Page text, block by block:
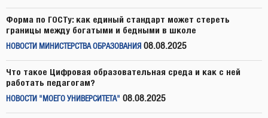
Форма по ГОСТу: как единый стандарт может стереть
границы между богатыми и бедными в школе
НОВОСТИ МИНИСТЕРСТВА ОБРАЗОВАНИЯ 08.08.2025
Что такое Цифровая образовательная среда и как с ней
работать педагогам?
НОВОСТИ "МОЕГО УНИВЕРСИТЕТА" 08.08.2025